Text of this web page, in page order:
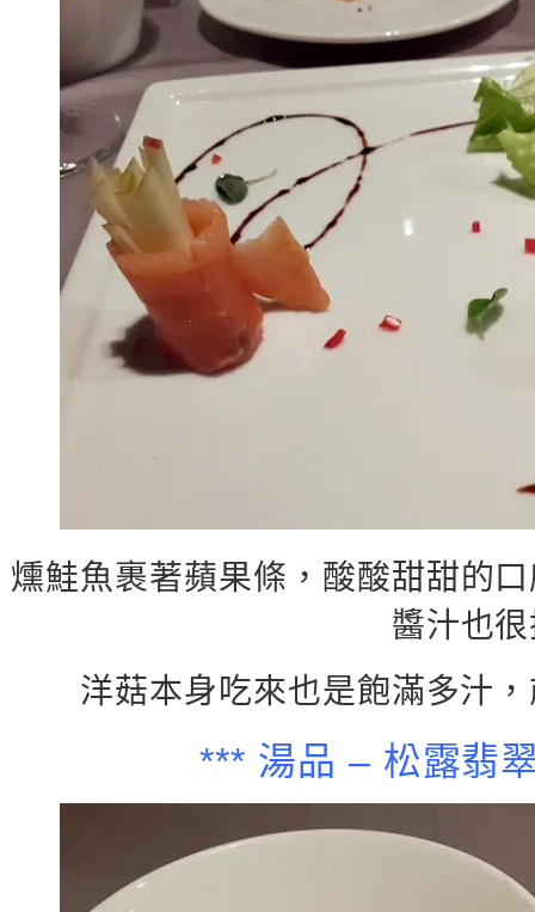
燻鮭魚裹著蘋果條，酸酸甜甜的
醬汁也
洋菇本身吃來也是飽滿多汁
*** 湯品 – 松露翡